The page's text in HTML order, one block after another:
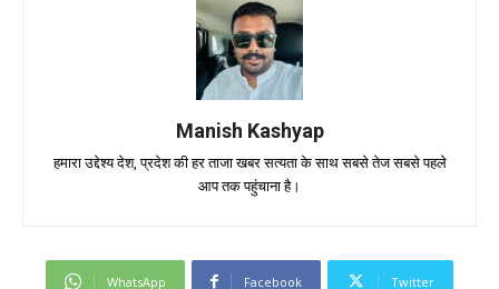
Manish Kashyap
हमारा उद्देश्य देश, प्रदेश की हर ताजा खबर सत्यता के साथ सबसे तेज सबसे पहले
आप तक पहुंचाना है।
WhatsApp Facebook Twitter